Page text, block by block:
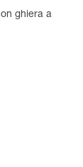
ghiera a